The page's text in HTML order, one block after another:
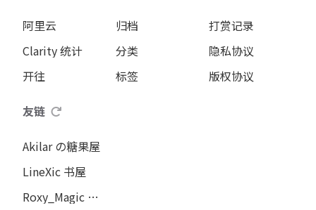
阿里云
Clarity 统计
开往
归档
分类
标签
打赏记录
隐私协议
版权协议
友链
Akilar の糖果屋
LineXic 书屋
Roxy_Magic の咖啡馆